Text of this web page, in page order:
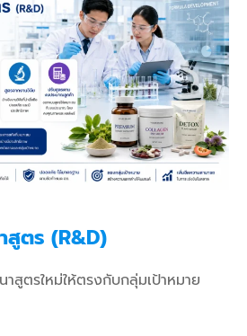
ตร (R&D)
ตรใหม่ให้ตรงกับกลุ่มเป้าหมาย